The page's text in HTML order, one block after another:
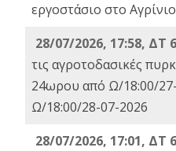
εργοστάσιο στο Αγρίνιο
28/07/2026, 17:58, ΔΤ
τις αγροτοδασικές
24ωρου από Ω/18:00/
Ω/18:00/28-07-2026
28/07/2026, 17:01, ΔΤ